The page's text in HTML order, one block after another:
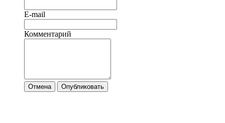
E-mail
Комментарий
Отмена Опубликовать